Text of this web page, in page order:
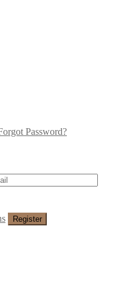
Password?
Register